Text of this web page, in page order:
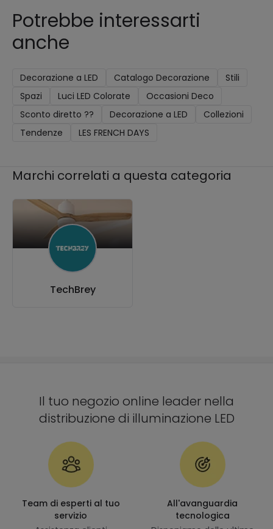
Potrebbe interessarti
anche
Decorazione a LED Catalogo Decorazione
Stili
Spazi
Luci LED Colorate
Occasioni Deco
Sconto diretto ??
Decorazione a LED
Collezioni
Tendenze
LES FRENCH DAYS
Marchi correlati a questa categoria
TechBrey
Il tuo negozio online leader nella
distribuzione di illuminazione LED
Team di esperti al tuo
servizio
All'avanguardia
tecnologica